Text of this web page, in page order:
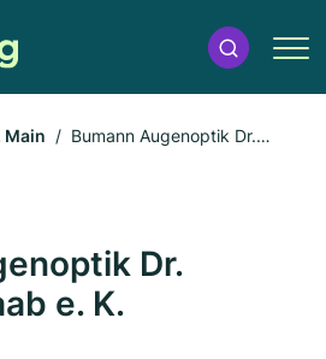
Main
Bumann Augenoptik Dr.
Dr.
e. K.